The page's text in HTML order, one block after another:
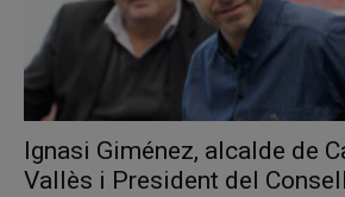
Ignasi Giménez, alcalde de
Vallès i President del